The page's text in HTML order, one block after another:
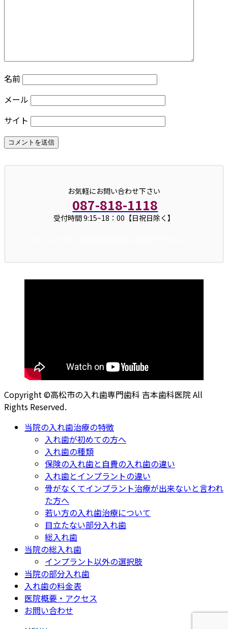
名前
メール
サイト
お気軽にお問い合わせ下さい
087-818-1118
受付時間 9:15~18：00【日祝日除く】
Copyright ©高松市の入れ歯専門歯科 吉本歯科医院 All
Rights Reserved.
当院の入れ歯治療の特徴
入れ歯が初めての方へ
入れ歯の種類
保険の入れ歯と自費の入れ歯の違い
入れ歯とインプラントの違い
骨がなくてインプラント治療が出来ないと言われ
た方へ
若い方の入れ歯治療について
目立たない部分入れ歯
総入れ歯
当院の総入れ歯
インプラント以外の選択肢
当院の部分入れ歯
入れ歯の料金表
医院概要・アクセス
お問い合わせ